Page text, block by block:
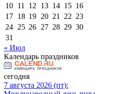
10 11 12 13 14 15 16
17 18 19 20 21 22 23
24 25 26 27 28 29 30
31
« Июл
Календарь праздников
сегодня
7 августа 2026 (пт):